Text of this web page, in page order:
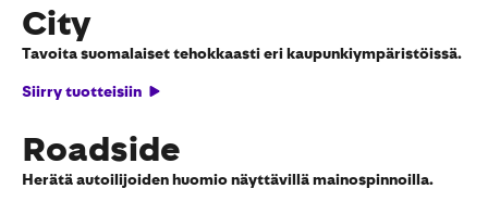
City
Tavoita suomalaiset tehokkaasti eri kaupunkiympäristöissä.
Siirry tuotteisiin
Roadside
Herätä autoilijoiden huomio näyttävillä mainospinnoilla.